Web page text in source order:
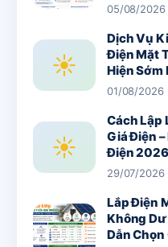
05/08/2026
☀
Dịch Vụ
Điện Mặt
Hiện Sớm
01/08/2026
☀
Cách Lập
Giá Điện
Điện 2026
29/07/2026
Lắp Điện
Không
Dẫn